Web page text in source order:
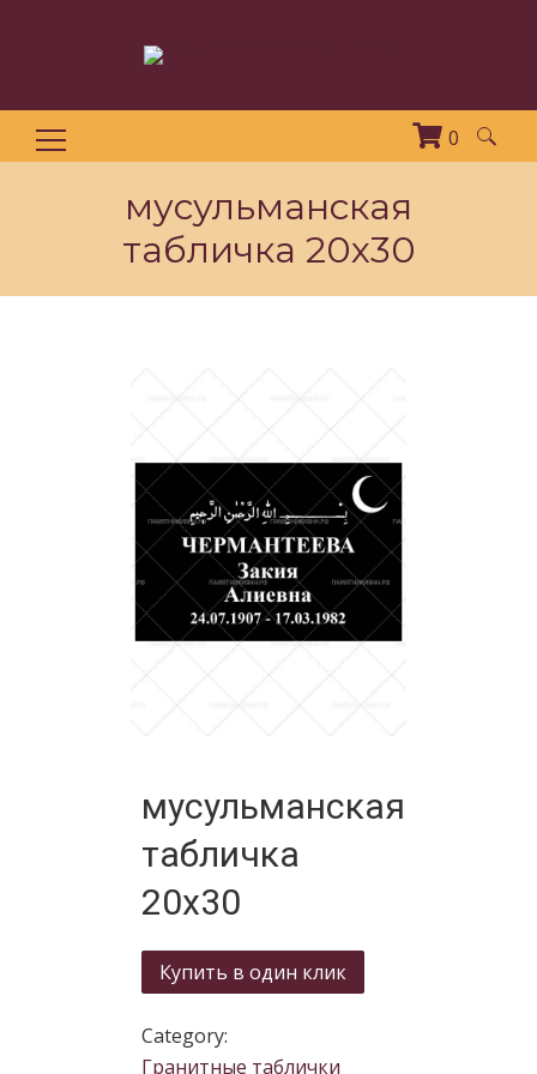
0
Найти:
мусульманская
табличка 20х30
мусульманская
табличка
20х30
Купить в один клик
Category:
Гранитные таблички